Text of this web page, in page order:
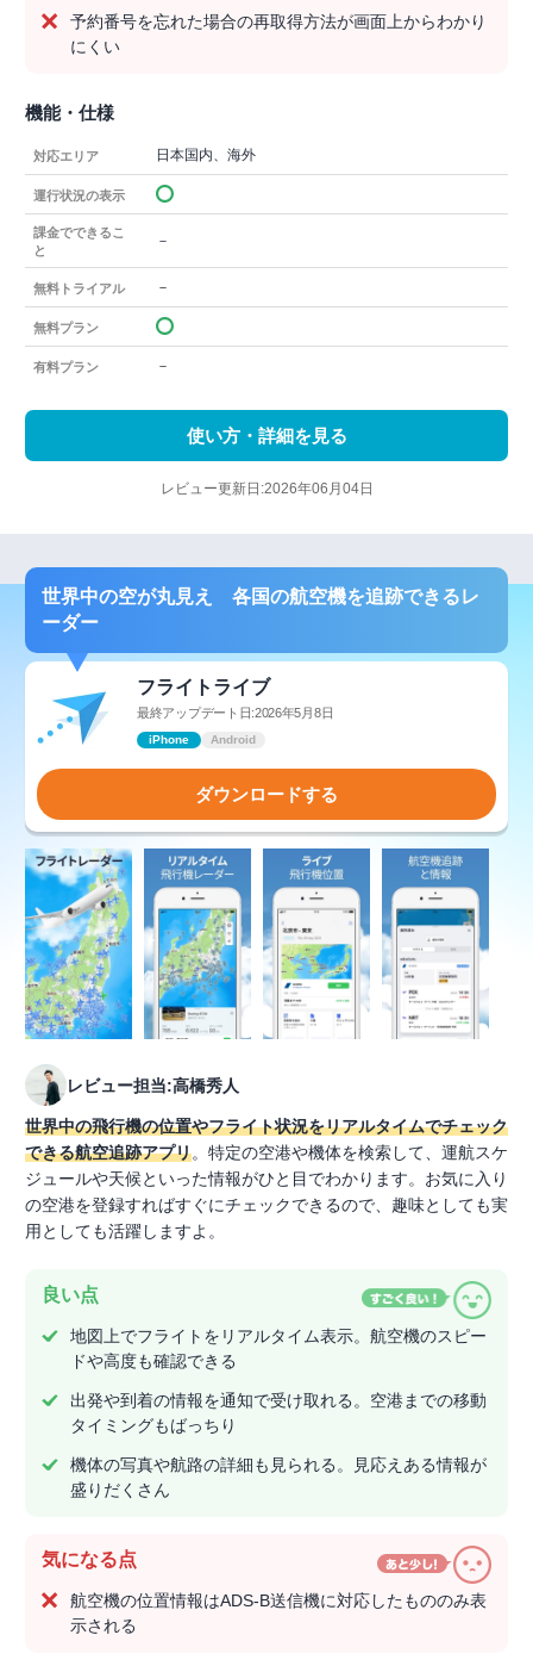
予約番号を忘れた場合の再取得方法が画面上からわかり
にくい
機能・仕様
対応エリア 日本国内、海外
運行状況の表示
課金でできるこ
と
－
無料トライアル －
無料プラン
有料プラン －
使い方・詳細を見る
レビュー更新日:2026年06月04日
世界中の空が丸見え 各国の航空機を追跡できるレ
ーダー
フライトライブ
最終アップデート日:2026年5月8日
iPhone Android
ダウンロードする
レビュー担当:高橋秀人
世界中の飛行機の位置やフライト状況をリアルタイムでチェック
できる航空追跡アプリ。特定の空港や機体を検索して、運航スケ
ジュールや天候といった情報がひと目でわかります。お気に入り
の空港を登録すればすぐにチェックできるので、趣味としても実
用としても活躍しますよ。
良い点
地図上でフライトをリアルタイム表示。航空機のスピー
ドや高度も確認できる
出発や到着の情報を通知で受け取れる。空港までの移動
タイミングもばっちり
機体の写真や航路の詳細も見られる。見応えある情報が
盛りだくさん
気になる点
航空機の位置情報はADS-B送信機に対応したもののみ表
示される